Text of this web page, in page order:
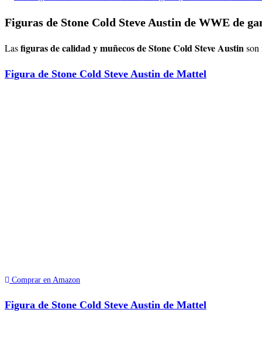
Figuras de Stone Cold Steve Austin de WWE de
Lasfiguras de calidad y muñecos de Stone Cold Steve Austinson
Figura de Stone Cold Steve Austin de Mattel
Comprar en Amazon
Figura de Stone Cold Steve Austin de Mattel